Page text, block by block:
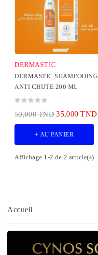
DERMASTIC
DERMASTIC SHAMPOOING
ANTI CHUTE 200 ML
50,000 TND 35,000 TND
+ AU PANIER
Affichage 1-2 de 2 article(s)
Accueil